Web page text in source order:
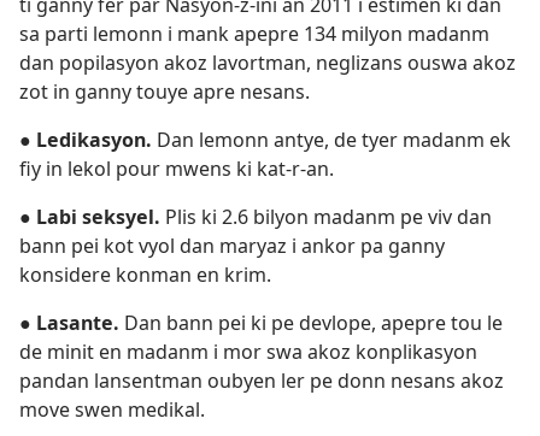
sa parti lemonn i mank apepre 134 milyon madanm
dan popilasyon akoz lavortman, neglizans ouswa akoz
zot in ganny touye apre nesans.
● Ledikasyon. Dan lemonn antye, de tyer madanm ek
fiy in lekol pour mwens ki kat-r-an.
● Labi seksyel. Plis ki 2.6 bilyon madanm pe viv dan
bann pei kot vyol dan maryaz i ankor pa ganny
konsidere konman en krim.
● Lasante. Dan bann pei ki pe devlope, apepre tou le
de minit en madanm i mor swa akoz konplikasyon
pandan lansentman oubyen ler pe donn nesans akoz
move swen medikal.